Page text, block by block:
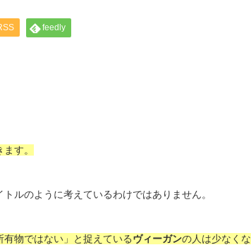
feedly
す。
ルのように考えているわけではありません。
物ではない」 と捉えているヴィーガンの人は少なくな